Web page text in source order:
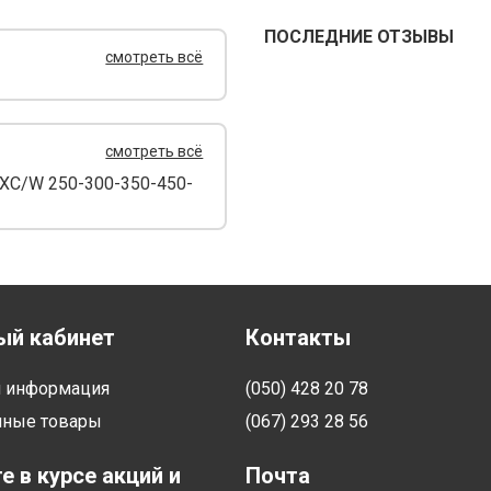
смотреть всё
смотреть всё
W 250-300-350-450-
ПОСЛЕДНИЕ ОТЗЫВЫ
кабинет
информация
товары
в курсе акций и
Контакты
(050) 428 20 78
(067) 293 28 56
Почта